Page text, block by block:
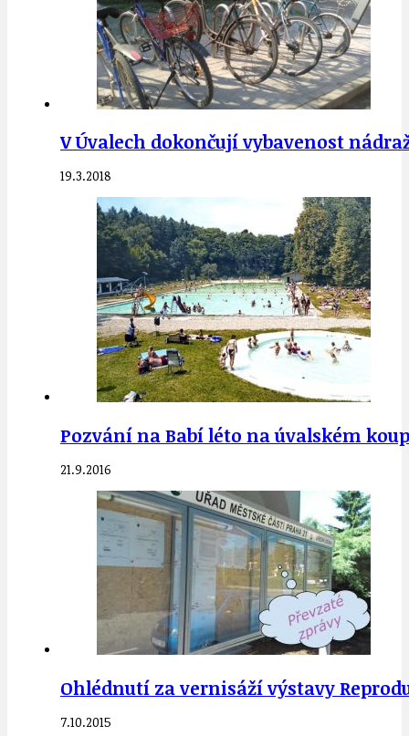
V Úvalech dokončují vybavenost
19.3.2018
Pozvání na Babí léto na úvalském
21.9.2016
Ohlédnutí za vernisáží výstavy
7.10.2015